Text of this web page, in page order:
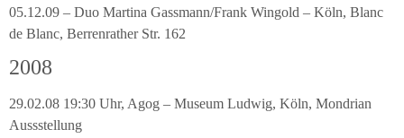
05.12.09 – Duo Martina Gassmann/Frank Wingold – Köln, Blanc
de Blanc, Berrenrather Str. 162
2008
29.02.08 19:30 Uhr, Agog – Museum Ludwig, Köln, Mondrian
Aussstellung